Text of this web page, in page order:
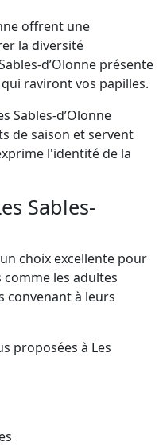
offrent une
la diversité
d’Olonne présente
raviront vos papilles.
Sables-d’Olonne
de saison et servent
l'identité de la
Sables-
choix excellente pour
les adultes
convenant à leurs
proposées à Les